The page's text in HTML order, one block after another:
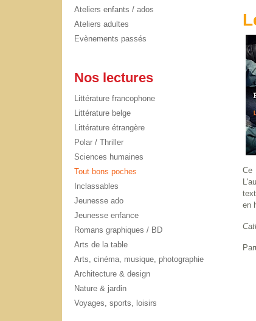
Ateliers enfants / ados
Ateliers adultes
Evènements passés
Nos lectures
Littérature francophone
Littérature belge
Littérature étrangère
Polar / Thriller
Sciences humaines
Tout bons poches
Inclassables
Jeunesse ado
Jeunesse enfance
Romans graphiques / BD
Arts de la table
Arts, cinéma, musique, photographie
Architecture & design
Nature & jardin
Voyages, sports, loisirs
Ce
en